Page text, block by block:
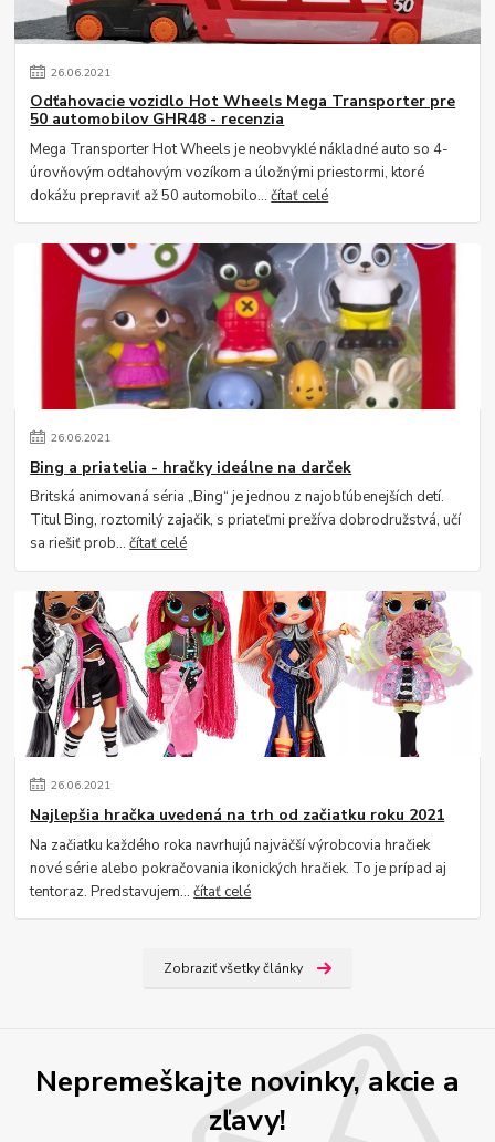
26.06.2021
Odťahovacie vozidlo Hot Wheels Mega Transporter pre
50 automobilov GHR48 - recenzia
Mega Transporter Hot Wheels je neobvyklé nákladné auto so 4-
úrovňovým odťahovým vozíkom a úložnými priestormi, ktoré
dokážu prepraviť až 50 automobilo...čítať celé
26.06.2021
Bing a priatelia - hračky ideálne na darček
Britská animovaná séria „Bing“ je jednou z najobľúbenejších detí.
Titul Bing, roztomilý zajačik, s priateľmi prežíva dobrodružstvá, učí
sa riešiť prob...čítať celé
26.06.2021
Najlepšia hračka uvedená na trh od začiatku roku 2021
Na začiatku každého roka navrhujú najväčší výrobcovia hračiek
nové série alebo pokračovania ikonických hračiek. To je prípad aj
tentoraz. Predstavujem...čítať celé
Zobraziť všetky články
Nepremeškajte novinky, akcie a
zľavy!